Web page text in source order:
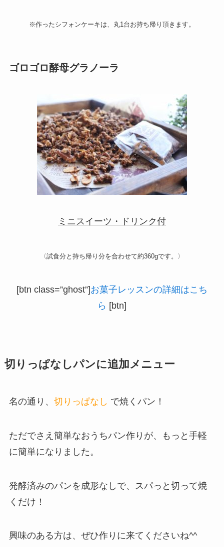
※作ったシフォンケーキは、丸1台お持ち帰り頂きます。
ゴロゴロ酵母グラノーラ
ミニスイーツ・ドリンク付
〈試食分と持ち帰り分を合わせて約360gです。〉
[btn class=”ghost”]お菓子レッスンの詳細はこち
ら [btn]
切りっぱなしパンに追加メニュー
名の通り、 切りっぱなし で焼くパン！
ただでさえ簡単なおうちパン作りが、もっと手軽
に簡単になりました。
発酵済みのパンを成形なしで、スパっと切って焼
くだけ！
興味のある方は、ぜひ作りに来てくださいね^^